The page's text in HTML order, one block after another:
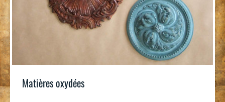
Matières oxydées